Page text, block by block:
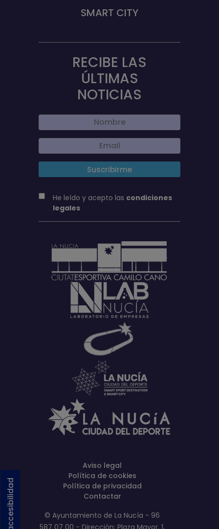
SMART CITY
RECIBE LAS
ÚLTIMAS
NOTICIAS
He leído y acepto las condiciones
legales
Aviso legal
Política de cookies
Política de privacidad
Contactar
© Ayuntamiento de La Nucía - 96
587 07 00 - Dirección: Plaza Mayor, 1,